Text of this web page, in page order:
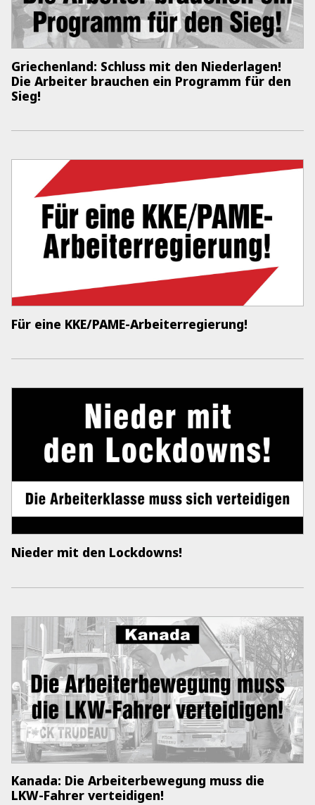
Griechenland: Schluss mit den Niederlagen!
Die Arbeiter brauchen ein Programm für den
Sieg!
Für eine KKE/PAME-Arbeiterregierung!
Nieder mit den Lockdowns!
Kanada: Die Arbeiterbewegung muss die
LKW-­Fahrer verteidigen!